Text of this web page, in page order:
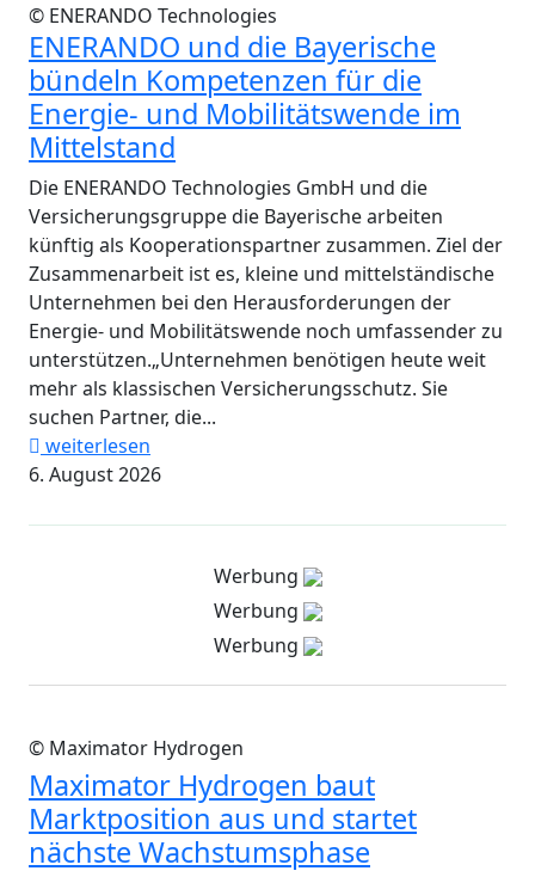
© ENERANDO Technologies
ENERANDO und die Bayerische
bündeln Kompetenzen für die
Energie- und Mobilitätswende im
Mittelstand
Die ENERANDO Technologies GmbH und die
Versicherungsgruppe die Bayerische arbeiten
künftig als Kooperationspartner zusammen. Ziel der
Zusammenarbeit ist es, kleine und mittelständische
Unternehmen bei den Herausforderungen der
Energie- und Mobilitätswende noch umfassender zu
unterstützen.„Unternehmen benötigen heute weit
mehr als klassischen Versicherungsschutz. Sie
suchen Partner, die...
weiterlesen
6. August 2026
Werbung
Werbung
Werbung
© Maximator Hydrogen
Maximator Hydrogen baut
Marktposition aus und startet
nächste Wachstumsphase